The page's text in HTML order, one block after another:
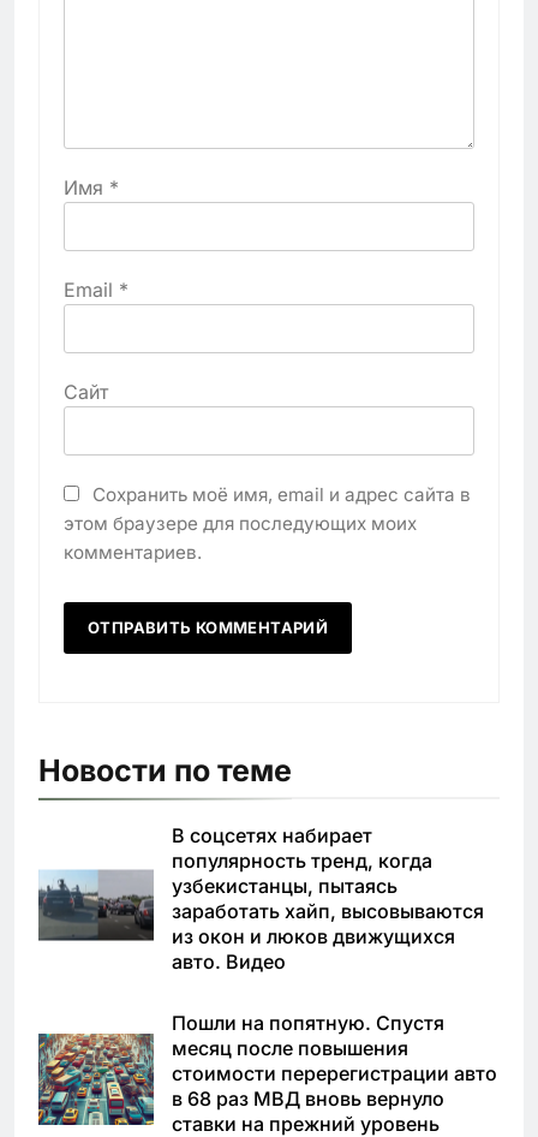
Имя *
Email *
Сайт
Сохранить моё имя, email и адрес сайта в
этом браузере для последующих моих
комментариев.
Новости по теме
В соцсетях набирает
популярность тренд, когда
узбекистанцы, пытаясь
заработать хайп, высовываются
из окон и люков движущихся
авто. Видео
Пошли на попятную. Спустя
месяц после повышения
стоимости перерегистрации авто
в 68 раз МВД вновь вернуло
ставки на прежний уровень